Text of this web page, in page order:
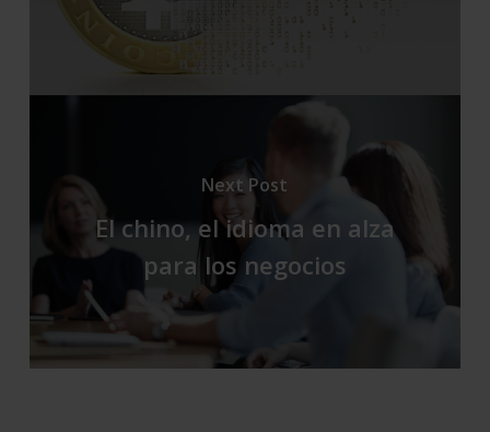
Next Post
El chino, el idioma en alza
para los negocios